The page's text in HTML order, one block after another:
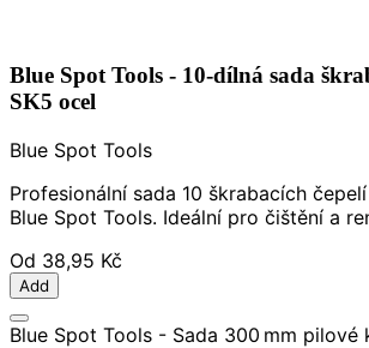
Blue Spot Tools - 10-dílná sada
SK5 ocel
Blue Spot Tools
Profesionální sada 10 škrabacích
Blue Spot Tools. Ideální pro čištění a
Od 38,95 Kč
Add
Blue Spot Tools - Sada 300 mm pilové